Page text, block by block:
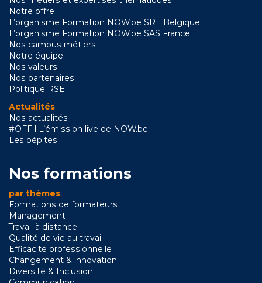
Notre offre
L’organisme Formation NOW.be SRL Belgique
L’organisme Formation NOW.be SAS France
Nos campus métiers
Notre équipe
Nos valeurs
Nos partenaires
Politique RSE
Actualités
Nos actualités
#OFF l L’émission live de NOW.be
Les pépites
Nos formations
par thèmes
Formations de formateurs
Management
Travail à distance
Qualité de vie au travail
Efficacité professionnelle
Changement & innovation
Diversité & Inclusion